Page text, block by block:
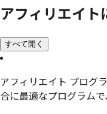
アフィリエイト
すべて開く
アフィリエイト プログ
合に最適なプログラム